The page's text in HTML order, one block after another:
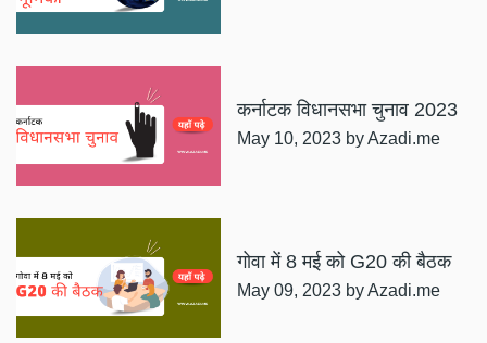
कर्नाटक विधानसभा चुनाव 2023
May 10, 2023 by Azadi.me
गोवा में 8 मई को G20 की बैठक
May 09, 2023 by Azadi.me